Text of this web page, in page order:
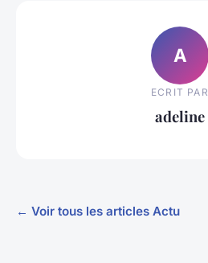
A
ECRIT PAR
adeline
← Voir tous les articles Actu